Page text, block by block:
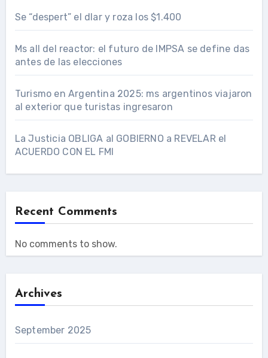
Se “despert” el dlar y roza los $1.400
Ms all del reactor: el futuro de IMPSA se define das
antes de las elecciones
Turismo en Argentina 2025: ms argentinos viajaron
al exterior que turistas ingresaron
La Justicia OBLIGA al GOBIERNO a REVELAR el
ACUERDO CON EL FMI
Recent Comments
No comments to show.
Archives
September 2025